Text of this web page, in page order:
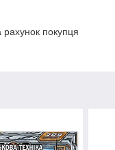
покупця